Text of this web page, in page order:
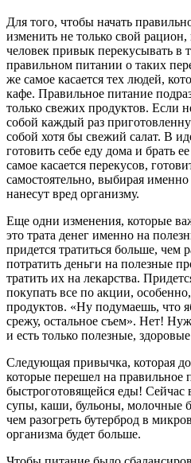
Для того, чтобы начать
изменить не только свой
человек привык перекусывать в
правильном питании о таких
же самое касается тех людей,
кафе. Правильное питание
только свежих продуктов. Если
собой каждый раз
собой хотя бы свежий салат. В
готовить себе еду дома и брать
самое касается перекусов,
самостоятельно, выбирая
нанесут вред организму.
Еще одни изменения, которые
это трата денег именно на
придется тратиться больше, чем
потратить деньги на полезные
тратить их на лекарства.
покупать все по акции, особенно,
продуктов. «Ну подумаешь, что
срежу, остальное съем». Нет!
и есть только полезные,
Следующая привычка, которая
которые перешел на правильное
быстроготовящейся еды!
супы, каши, бульоны, молочные
чем разогреть бутерброд в
организма будет больше.